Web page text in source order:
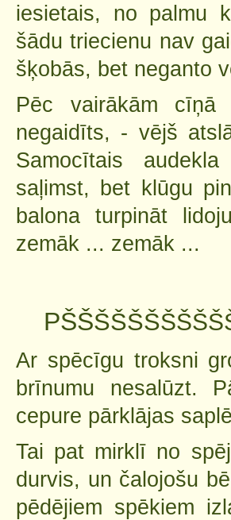
iesietais, no palmu
šādu triecienu nav
šķobās, bet neganto
Pēc vairākām cīņā
negaidīts, - vējš
Samocītais
saļimst, bet klūgu
balona turpināt
zemāk ... zemāk ...
PŠŠŠŠŠŠŠŠŠ
Ar spēcīgu troksni
brīnumu nesalūzt.
cepure pārklājas
Tai pat mirklī no
durvis, un čalojošu
pēdējiem spēkiem